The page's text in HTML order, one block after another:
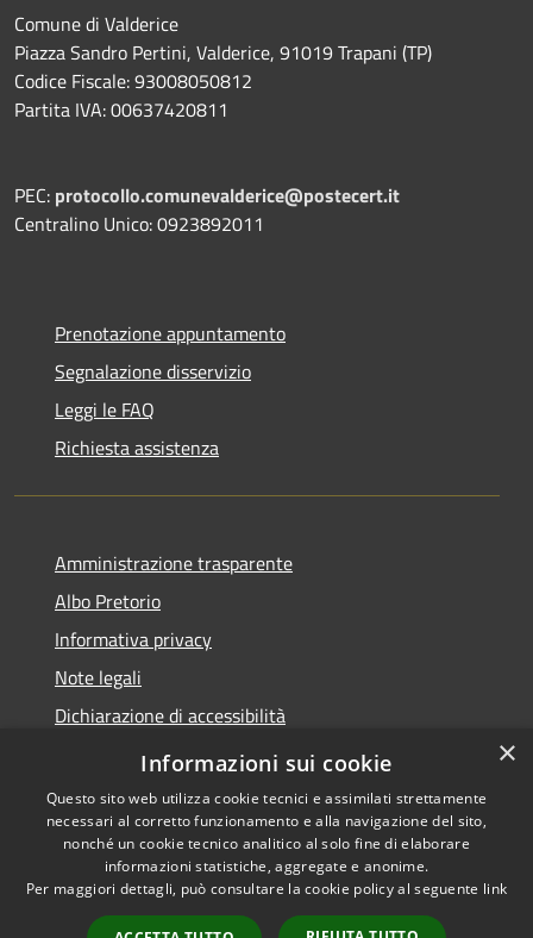
Comune di Valderice
Piazza Sandro Pertini, Valderice, 91019 Trapani (TP)
Codice Fiscale: 93008050812
Partita IVA: 00637420811
PEC: protocollo.comunevalderice@postecert.it
Centralino Unico: 0923892011
Prenotazione appuntamento
Segnalazione disservizio
Leggi le FAQ
Richiesta assistenza
Amministrazione trasparente
Albo Pretorio
Informativa privacy
Note legali
Dichiarazione di accessibilità
Informativa Privacy Videosorveglianza
Accessibilità
Copyright © 2026 • Comune di
Valderice • Powered by
Municipium• Accesso
×
Informazioni sui cookie
Questo sito web utilizza cookie tecnici e assimilati strettamente
necessari al corretto funzionamento e alla navigazione del sito,
nonché un cookie tecnico analitico al solo fine di elaborare
informazioni statistiche, aggregate e anonime.
Per maggiori dettagli, può consultare la cookie policy al seguente link